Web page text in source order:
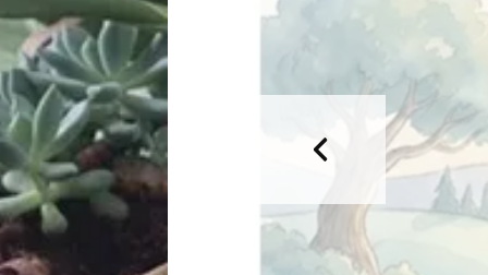
ROOM
MASADA AND THE DEAD
SEA, DECEMBER